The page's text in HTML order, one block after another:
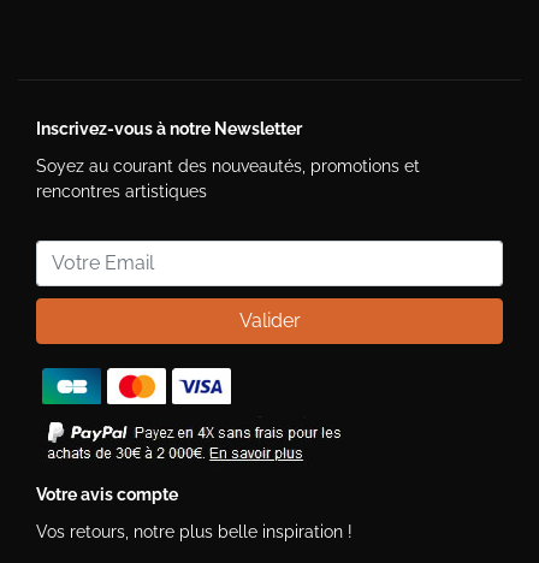
Inscrivez-vous à notre Newsletter
Soyez au courant des nouveautés, promotions et
rencontres artistiques
Valider
Votre avis compte
Vos retours, notre plus belle inspiration !